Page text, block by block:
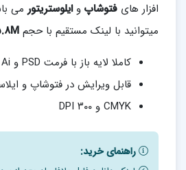
افزار های فتوشاپ وایلوستریتورمی
میتوانید با لینک مستقیم با حجم
کاملا لایه باز با فرمت PSD و Ai
قابل ویرایش در فتوشاپ و
CMYK و ۳۰۰ DPI
راهنمای خرید: